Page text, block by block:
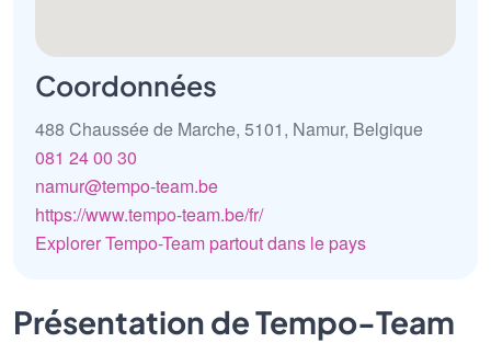
Coordonnées
488 Chaussée de Marche, 5101, Namur, Belgique
081 24 00 30
namur@tempo-team.be
https://www.tempo-team.be/fr/
Explorer Tempo-Team partout dans le pays
Présentation de Tempo-Team